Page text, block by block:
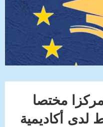
مختصا
لدى أكاديمية